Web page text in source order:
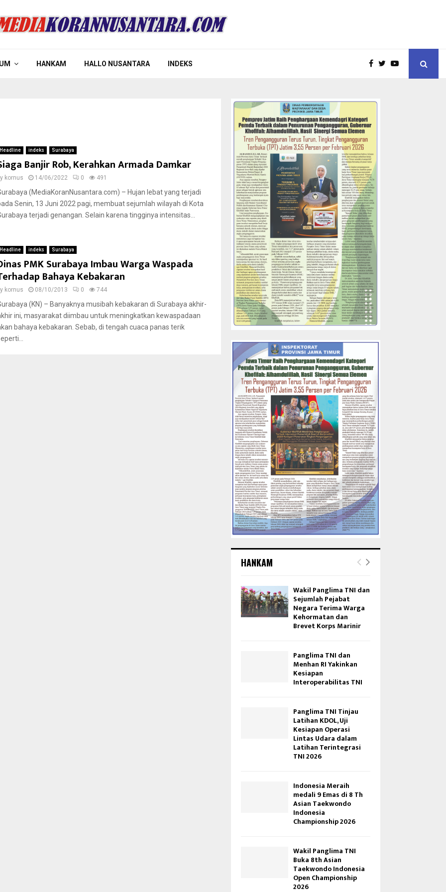
HANKAM HALLO NUSANTARA INDEKS
Headline indeks Surabaya
Banjir Rob, Kerahkan Armada Damkar
kornus 14/06/2022 0 491
(MediaKoranNusantara.com) – Hujan lebat yang terjadi
Senin, 13 Juni 2022 pagi, membuat sejumlah wilayah di Kota
terjadi genangan. Selain karena tingginya intensitas...
Headline indeks Surabaya
PMK Surabaya Imbau Warga Waspada
Bahaya Kebakaran
kornus 08/10/2013 0 744
(KN) – Banyaknya musibah kebakaran di Surabaya akhir-
ini, masyarakat diimbau untuk meningkatkan kewaspadaan
bahaya kebakaran. Sebab, di tengah cuaca panas terik
HANKAM
Wakil Panglima TNI dan
Sejumlah Pejabat
Negara Terima Warga
Kehormatan dan
Brevet Korps Marinir
Panglima TNI dan
Menhan RI Yakinkan
Kesiapan
Interoperabilitas TNI
Panglima TNI Tinjau
Latihan KDOL, Uji
Kesiapan Operasi
Lintas Udara dalam
Latihan Terintegrasi
TNI 2026
Indonesia Meraih
medali 9 Emas di 8 Th
Asian Taekwondo
Indonesia
Championship 2026
Wakil Panglima TNI
Buka 8th Asian
Taekwondo Indonesia
Open Championship
2026